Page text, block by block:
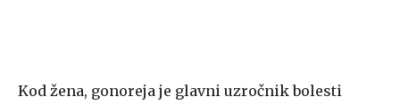
Kod žena, gonoreja je glavni uzročnik bolesti